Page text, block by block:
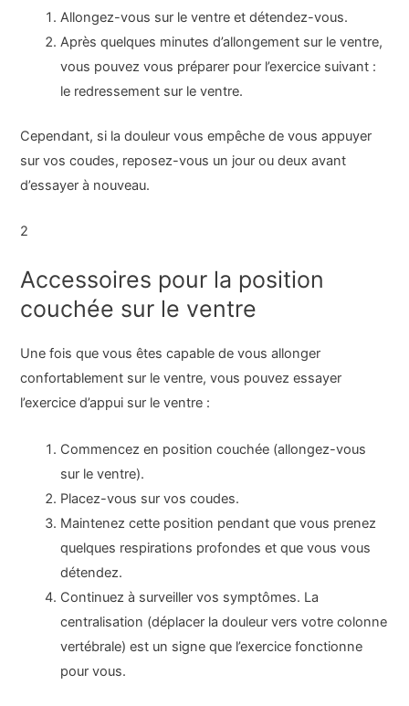
Allongez-vous sur le ventre et détendez-vous.
Après quelques minutes d’allongement sur le ventre,
vous pouvez vous préparer pour l’exercice suivant :
le redressement sur le ventre.
Cependant, si la douleur vous empêche de vous appuyer
sur vos coudes, reposez-vous un jour ou deux avant
d’essayer à nouveau.
2
Accessoires pour la position
couchée sur le ventre
Une fois que vous êtes capable de vous allonger
confortablement sur le ventre, vous pouvez essayer
l’exercice d’appui sur le ventre :
Commencez en position couchée (allongez-vous
sur le ventre).
Placez-vous sur vos coudes.
Maintenez cette position pendant que vous prenez
quelques respirations profondes et que vous vous
détendez.
Continuez à surveiller vos symptômes. La
centralisation (déplacer la douleur vers votre colonne
vertébrale) est un signe que l’exercice fonctionne
pour vous.